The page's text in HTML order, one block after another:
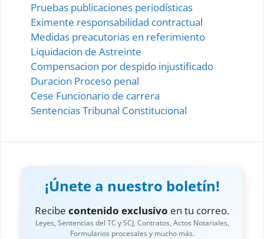
Pruebas publicaciones periodísticas
Eximente responsabilidad contractual
Medidas preacutorias en referimiento
Liquidacion de Astreinte
Compensacion por despido injustificado
Duracion Proceso penal
Cese Funcionario de carrera
Sentencias Tribunal Constitucional
¡Únete a nuestro boletín!
Recibe contenido exclusivo en tu correo.
Leyes, Sentencias del TC y SCJ, Contratos, Actos Notariales,
Formularios procesales y mucho más.